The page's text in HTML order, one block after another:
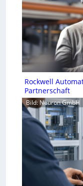
Rockwell
Partnerschaft
Bild: Neuron GmbH